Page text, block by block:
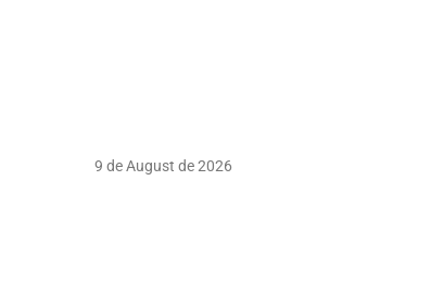
9 de August de 2026